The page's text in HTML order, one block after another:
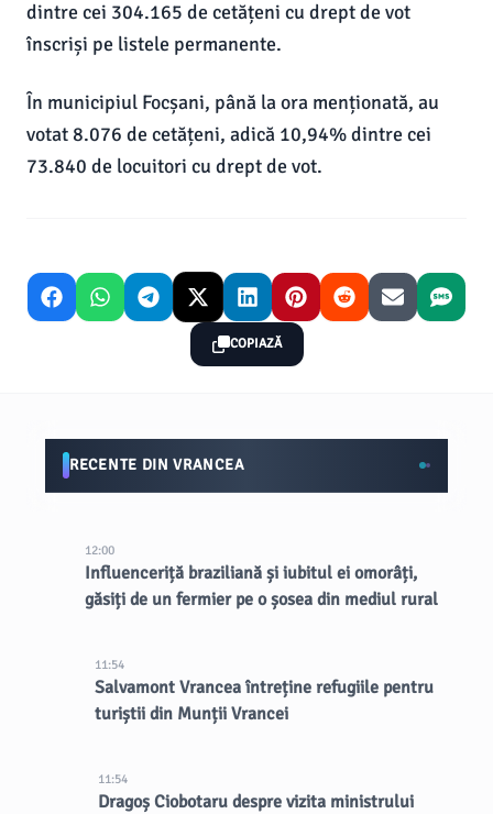
dintre cei 304.165 de cetățeni cu drept de vot
înscriși pe listele permanente.
În municipiul Focșani, până la ora menționată, au
votat 8.076 de cetățeni, adică 10,94% dintre cei
73.840 de locuitori cu drept de vot.
COPIAZĂ
RECENTE DIN VRANCEA
12:00
Influenceriță braziliană și iubitul ei omorâți,
găsiți de un fermier pe o șosea din mediul rural
11:54
Salvamont Vrancea întreține refugiile pentru
turiștii din Munții Vrancei
11:54
Dragoș Ciobotaru despre vizita ministrului